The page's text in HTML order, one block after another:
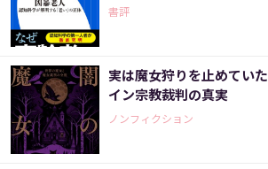
書評
実は魔女狩りを止めてい
イン宗教裁判の真実
ノンフィクション